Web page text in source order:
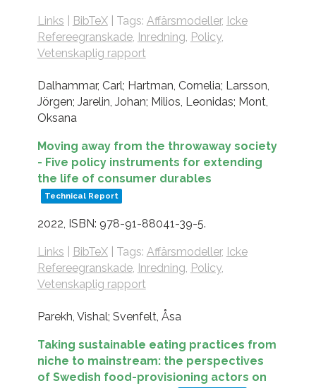
Links BibTeX| Tags: Affärsmodeller, Icke
Refereegranskade, Inredning, Policy,
Vetenskaplig rapport
Dalhammar, Carl; Hartman, Cornelia; Larsson,
Jörgen; Jarelin, Johan; Milios, Leonidas; Mont,
Oksana
Moving away from the throwaway society
- Five policy instruments for extending
the life of consumer durables
Technical Report
2022, ISBN: 978-91-88041-39-5.
Links BibTeX| Tags: Affärsmodeller, Icke
Refereegranskade, Inredning, Policy,
Vetenskaplig rapport
Parekh, Vishal; Svenfelt, Åsa
Taking sustainable eating practices from
niche to mainstream: the perspectives
of Swedish food-provisioning actors on